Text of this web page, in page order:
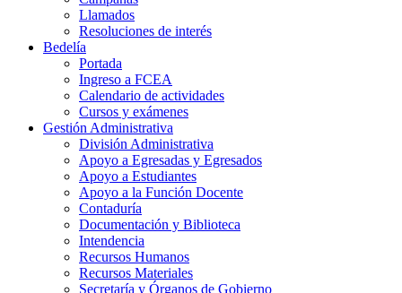
Llamados
Resoluciones de interés
Bedelía
Portada
Ingreso a FCEA
Calendario de actividades
Cursos y exámenes
Gestión Administrativa
División Administrativa
Apoyo a Egresadas y Egresados
Apoyo a Estudiantes
Apoyo a la Función Docente
Contaduría
Documentación y Biblioteca
Intendencia
Recursos Humanos
Recursos Materiales
Secretaría y Órganos de Gobierno